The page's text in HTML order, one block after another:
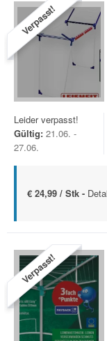
Verpasst!
Leider verpasst!
Gültig: 21.06. -
27.06.
€ 24,99 / Stk -
Verpasst!